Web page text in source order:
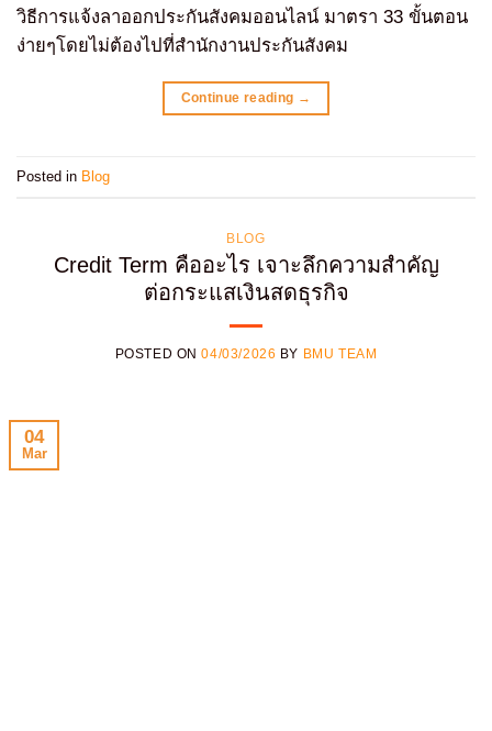
วิธีการแจ้งลาออกประกันสังคมออนไลน์ มาตรา 33 ขั้นตอน
ง่ายๆโดยไม่ต้องไปที่สำนักงานประกันสังคม
Continue reading →
Posted in Blog
BLOG
Credit Term คืออะไร เจาะลึกความสำคัญ
ต่อกระแสเงินสดธุรกิจ
POSTED ON04/03/2026 BY BMU TEAM
04
Mar